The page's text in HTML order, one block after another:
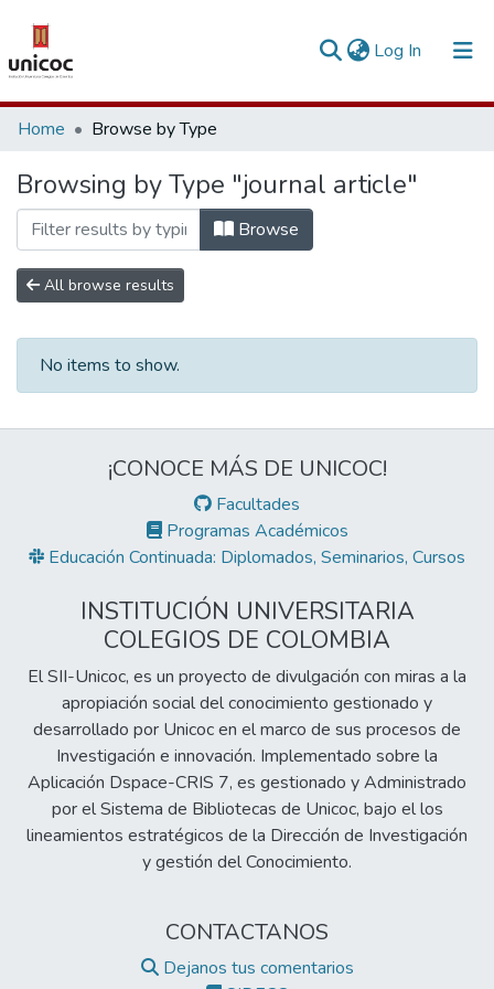
Log In (current)
Communities & Collections
Research Outputs
Fundings & Projects
People
Statistics
Home Browse by Type
Browsing by Type "journal article"
Browse
All browse results
No items to show.
¡CONOCE MÁS DE UNICOC!
Facultades
Programas Académicos
Educación Continuada: Diplomados, Seminarios, Cursos
INSTITUCIÓN UNIVERSITARIA
COLEGIOS DE COLOMBIA
El SII-Unicoc, es un proyecto de divulgación con miras a la
apropiación social del conocimiento gestionado y
desarrollado por Unicoc en el marco de sus procesos de
Investigación e innovación. Implementado sobre la
Aplicación Dspace-CRIS 7, es gestionado y Administrado
por el Sistema de Bibliotecas de Unicoc, bajo el los
lineamientos estratégicos de la Dirección de Investigación
y gestión del Conocimiento.
CONTACTANOS
Dejanos tus comentarios